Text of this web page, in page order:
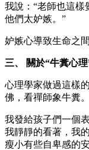
我說：“老師也這
他們太妒嫉。”
妒嫉心導致生命之
三、 關於“牛糞心理
心理學家做過這樣
佛，看禪師象牛糞。
我發給孩子們一個
我靜靜的看著，我
瘦小有些自卑感的